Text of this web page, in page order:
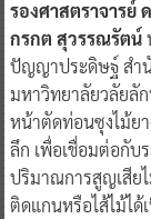
รองศาสตราจารย์
กรกต สุวรรณรัตน์
ปัญญาประดิษฐ์ สำนั
มหาวิทยาลัยวลัยลั
หน้าตัดท่อนซุงไม้ย
ลึก เพื่อเชื่อมต่อกับ
ปริมาณการสูญเสีย
ติดแกนหรือไส้ไม้ได้